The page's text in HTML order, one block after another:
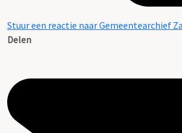
Stuur een reactie naar Gemeentearchief
Delen